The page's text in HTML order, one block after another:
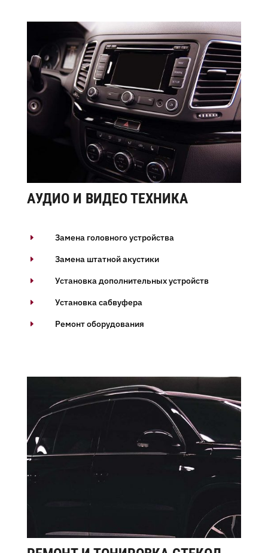
АУДИО И ВИДЕО ТЕХНИКА
E Замена головного устройства
E Замена штатной акустики
E Установка дополнительных устройств
E Установка сабвуфера
E Ремонт оборудования